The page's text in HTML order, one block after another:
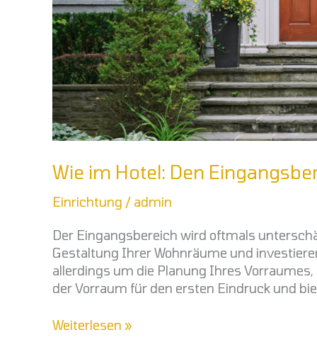
Wie im Hotel: Den
Einrichtung / admin
Der Eingangsbereich wird oftmals
Gestaltung Ihrer Wohnräume und
allerdings um die Planung Ihres
der Vorraum für den ersten Eindruck und
Weiterlesen »